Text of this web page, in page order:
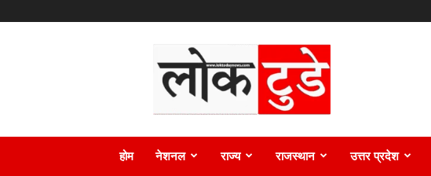
टुडे
न्यूज़
होम नेशनल राज्य राजस्थान उत्तर प्रदेश